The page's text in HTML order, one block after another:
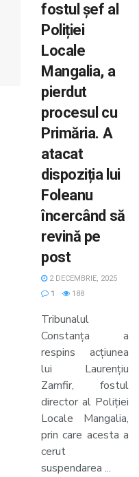
fostul șef al
Poliției
Locale
Mangalia, a
pierdut
procesul cu
Primăria. A
atacat
dispoziția lui
Foleanu
încercând să
revină pe
post
2 DECEMBRIE, 2025
1
188
Tribunalul
Constanța a
respins acțiunea
lui Laurențiu
Zamfir, fostul
director al Poliției
Locale Mangalia,
prin care acesta a
cerut
suspendarea ...